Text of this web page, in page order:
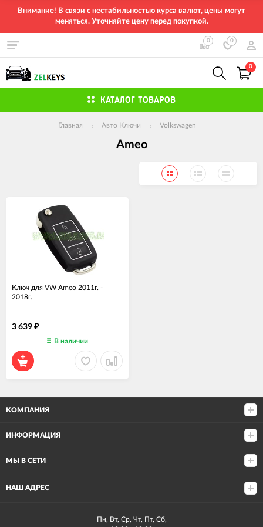
Внимание! В связи с нестабильностью курса валют, цены могут
меняться. Уточняйте цену перед покупкой.
0 0
0
КАТАЛОГ ТОВАРОВ
Главная Авто Ключи Volkswagen
Ameo
Ключ для VW Ameo 2011г. -
2018г.
3 639 ₽
В наличии
КОМПАНИЯ
ИНФОРМАЦИЯ
МЫ В СЕТИ
НАШ АДРЕС
Пн, Вт, Ср, Чт, Пт, Сб,